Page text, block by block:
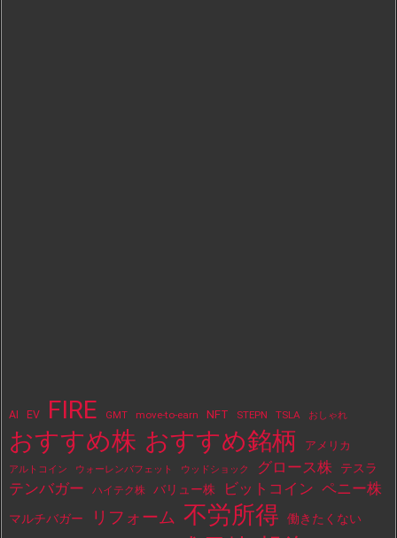
AI EV FIRE GMT move-to-earn NFT STEPN TSLA おしゃれ
おすすめ株 おすすめ銘柄 アメリカ
アルトコイン ウォーレンバフェット ウッドショック グロース株 テスラ
テンバガー ハイテク株 バリュー株 ビットコイン ペニー株
マルチバガー リフォーム 不労所得 働きたくない